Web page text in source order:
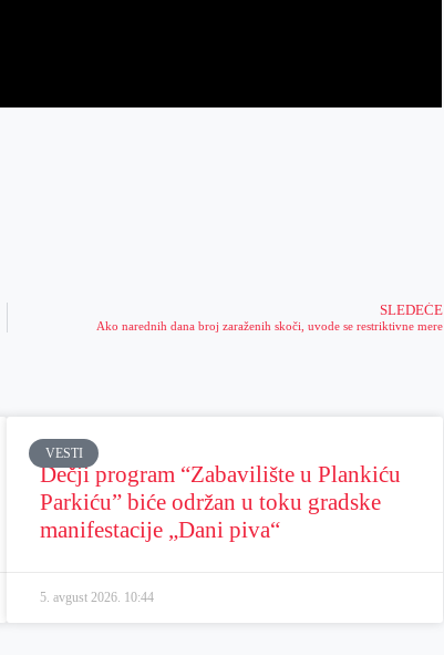
SLEDEĆE
Ako narednih dana broj zaraženih skoči, uvode se restriktivne mere
VESTI
Dečji program “Zabavilište u Plankiću
Parkiću” biće održan u toku gradske
manifestacije „Dani piva“
5. avgust 2026. 10:44